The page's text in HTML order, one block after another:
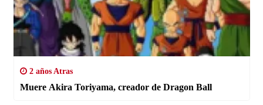
2 años Atras
Muere Akira Toriyama, creador de Dragon Ball